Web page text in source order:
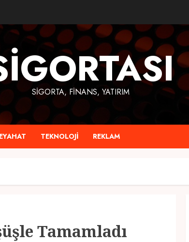
SIGORTA, FINANS, YATIRIM
TEKNOLOJI REKLAM
Tamamladı